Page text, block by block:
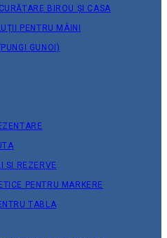
BIROU ȘI CASA
PENTRU MÂINI
GUNOI)
ȘI REZERVE
PENTRU MARKERE
TABLA